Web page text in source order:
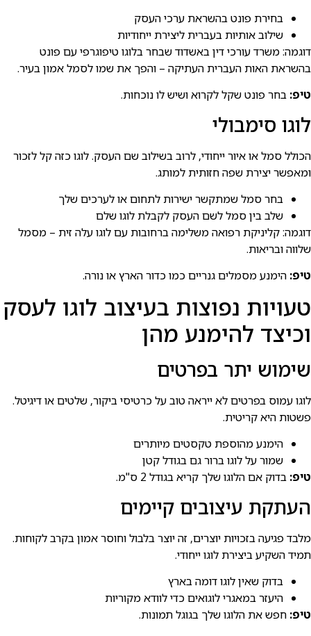
בחירת פונט בהשראת ערכי העסק
שילוב אותיות בעברית ליצירת ייחודיות
דוגמה: משרד עורכי דין באשדוד שבחר בלוגו טיפוגרפי עם פונט
בהשראת האות העברית העתיקה – והפך את שמו לסמל אמון בעיר.
טיפ: בחר פונט שקל לקרוא ושיש לו נוכחות.
לוגו סימבולי
הכולל סמל או איור ייחודי, לרוב בשילוב שם העסק. לוגו כזה קל לזכור
ומאפשר יצירת שפה חזותית למותג.
בחר סמל שמתקשר ישירות לתחום או לערכים שלך
שלב בין סמל לשם העסק לקבלת לוגו שלם
דוגמה: קליניקת רפואה משלימה ברחובות עם לוגו עלה זית – מסמל
שלווה ובריאות.
טיפ: הימנע מסמלים גנריים כמו כדור הארץ או נורה.
טעויות נפוצות בעיצוב לוגו לעסק
וכיצד להימנע מהן
שימוש יתר בפרטים
לוגו עמוס בפרטים לא ייראה טוב על כרטיסי ביקור, שלטים או דיגיטל.
פשטות היא קריטית.
הימנע מהוספת טקסטים מיותרים
שמור על לוגו ברור גם בגודל קטן
טיפ: בדוק אם הלוגו שלך קריא בגודל 2 ס"מ.
העתקת עיצובים קיימים
מלבד פגיעה בזכויות יוצרים, זה יוצר בלבול וחוסר אמון בקרב לקוחות.
תמיד השקיע ביצירת לוגו ייחודי.
בדוק שאין לוגו דומה בארץ
היעזר במאגרי לוגואים כדי לוודא מקוריות
טיפ: חפש את הלוגו שלך בגוגל תמונות.